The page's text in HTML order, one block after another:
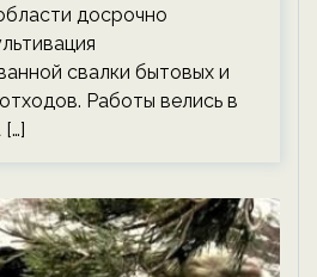
досрочно
свалки бытовых и
Работы велись в